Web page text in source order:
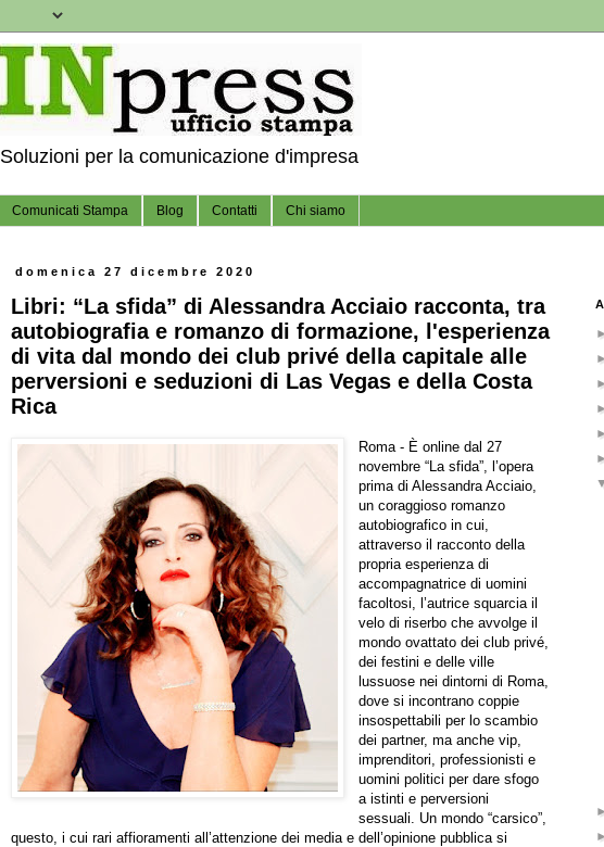
Soluzioni per la comunicazione d'impresa
Comunicati Stampa Blog Contatti Chi siamo
domenica 27 dicembre 2020
Libri: “La sfida” di Alessandra Acciaio racconta, tra
autobiografia e romanzo di formazione, l'esperienza
di vita dal mondo dei club privé della capitale alle
perversioni e seduzioni di Las Vegas e della Costa
Rica
Roma - È online dal 27
novembre “La sfida”, l’opera
prima di Alessandra Acciaio,
un coraggioso romanzo
autobiografico in cui,
attraverso il racconto della
propria esperienza di
accompagnatrice di uomini
facoltosi, l’autrice squarcia il
velo di riserbo che avvolge il
mondo ovattato dei club privé,
dei festini e delle ville
lussuose nei dintorni di Roma,
dove si incontrano coppie
insospettabili per lo scambio
dei partner, ma anche vip,
imprenditori, professionisti e
uomini politici per dare sfogo
a istinti e perversioni
sessuali. Un mondo “carsico”,
questo, i cui rari affioramenti all’attenzione dei media e dell’opinione pubblica si